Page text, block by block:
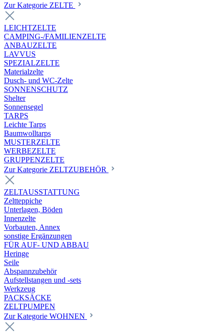
Zur Kategorie ZELTE
LEICHTZELTE
CAMPING-/FAMILIENZELTE
ANBAUZELTE
LAVVUS
SPEZIALZELTE
Materialzelte
Dusch- und WC-Zelte
SONNENSCHUTZ
Shelter
Sonnensegel
TARPS
Leichte Tarps
Baumwolltarps
MUSTERZELTE
WERBEZELTE
GRUPPENZELTE
Zur Kategorie ZELTZUBEHÖR
ZELTAUSSTATTUNG
Zeltteppiche
Unterlagen, Böden
Innenzelte
Vorbauten, Annex
sonstige Ergänzungen
FÜR AUF- UND ABBAU
Heringe
Seile
Abspannzubehör
Aufstellstangen und -sets
Werkzeug
PACKSÄCKE
ZELTPUMPEN
Zur Kategorie WOHNEN